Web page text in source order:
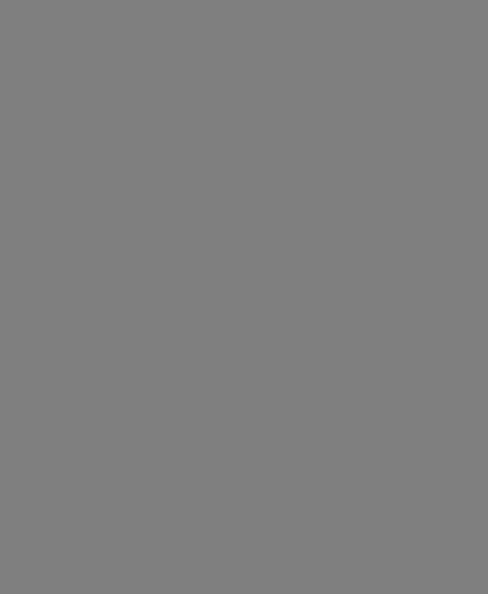
wymagane?
urząd miasta lub gminy dostarczą
jak hipoteki czy prawa osób
da Ci wiedzę na temat możliwości
terenie. Sprawdzenie MPZP